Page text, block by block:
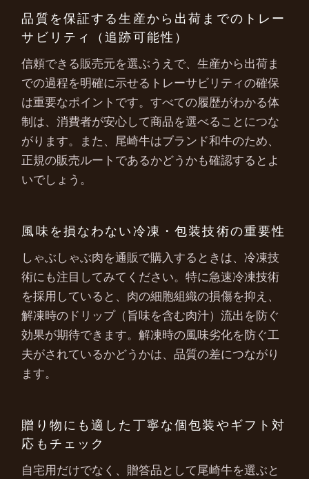
品質を保証する生産から出荷までのトレー
サビリティ（追跡可能性）
信頼できる販売元を選ぶうえで、生産から出荷ま
での過程を明確に示せるトレーサビリティの確保
は重要なポイントです。すべての履歴がわかる体
制は、消費者が安心して商品を選べることにつな
がります。また、尾崎牛はブランド和牛のため、
正規の販売ルートであるかどうかも確認するとよ
いでしょう。
風味を損なわない冷凍・包装技術の重要性
しゃぶしゃぶ肉を通販で購入するときは、冷凍技
術にも注目してみてください。特に急速冷凍技術
を採用していると、肉の細胞組織の損傷を抑え、
解凍時のドリップ（旨味を含む肉汁）流出を防ぐ
効果が期待できます。解凍時の風味劣化を防ぐ工
夫がされているかどうかは、品質の差につながり
ます。
贈り物にも適した丁寧な個包装やギフト対
応もチェック
自宅用だけでなく、贈答品として尾崎牛を選ぶと